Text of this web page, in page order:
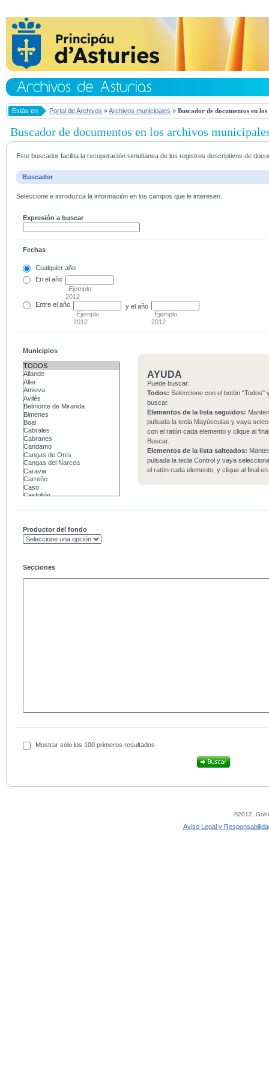
Estás en Portal de Archivos »Archivos municipales » Buscador de documentos en
Buscador de documentos en los archivos
Este buscador facilita la recuperación simultánea de los registros descriptivos de
Buscador
Seleccione e introduzca la información en los campos que le interesen.
Expresión a buscar
Fechas
Cualquier año
En el año
Ejemplo:
2012
Entre el año
Ejemplo:
2012
y el año
Ejemplo:
2012
Municipios
AYUDA
Puede buscar:
Todos: Seleccione con el botón "Todos"
buscar.
Elementos de la lista seguidos:
pulsada la tecla Mayúsculas y vaya
con el ratón cada elemento y clique al
Buscar.
Elementos de la lista salteados:
pulsada la tecla Control y vaya
el ratón cada elemento, y clique al final
Productor del fondo
Secciones
Mostrar sólo los 100 primeros resultados
©2012,
Aviso Legal y